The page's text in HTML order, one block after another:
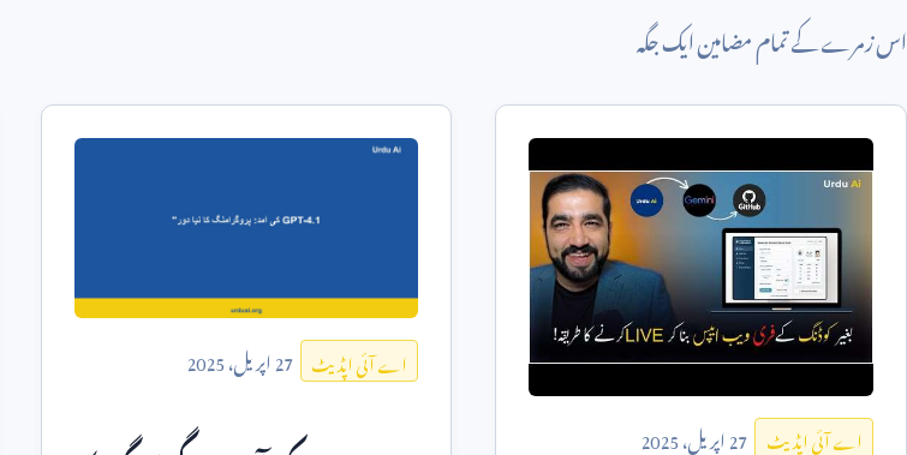
اس زمرے کے تمام مضامین ایک جگہ
اے آئی اپڈیٹ 27اپریل،2025
اے آئی اپڈیٹ 27اپریل،2025